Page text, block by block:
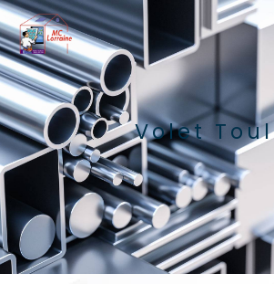
Panneau de gestion des cookies
Volet Toul